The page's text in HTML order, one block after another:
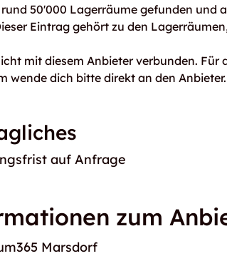
50'000 Lagerräume gefunden und
Eintrag gehört zu den
mit diesem Anbieter verbunden. Für
wende dich bitte direkt an den Anbieter.
auf Anfrage
zum
Marsdorf